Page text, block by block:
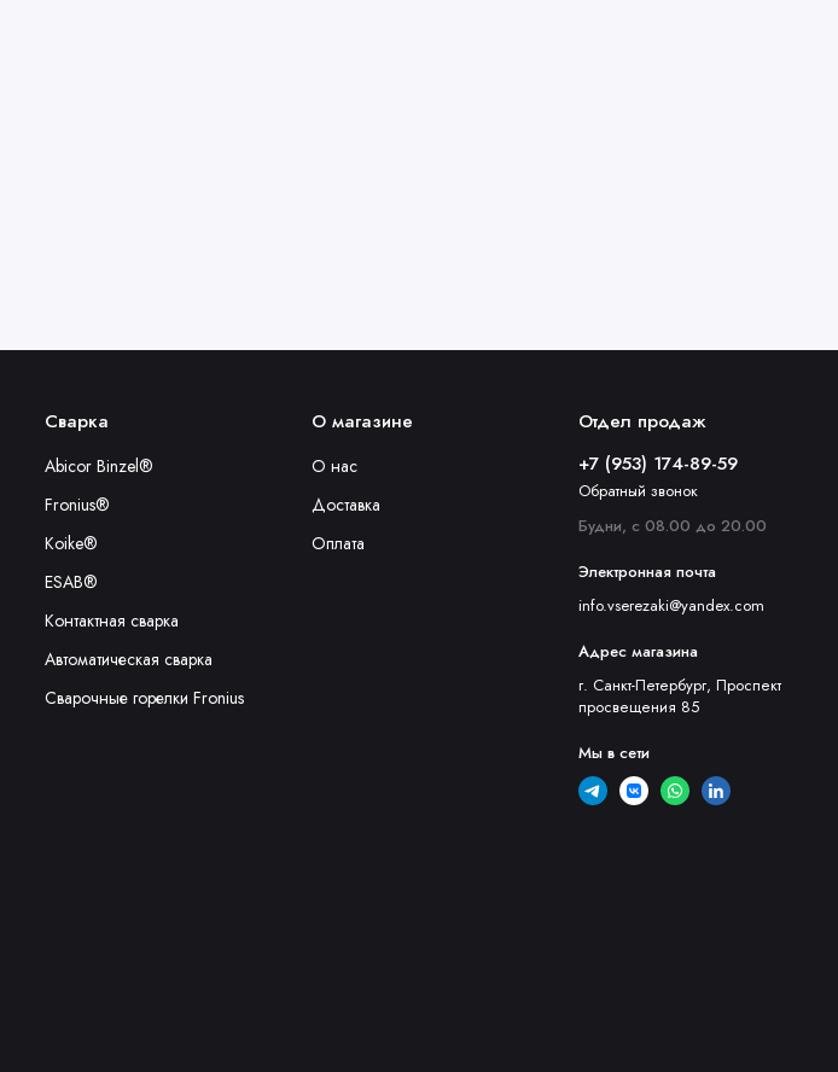
Сварка
Abicor Binzel®
Fronius®
Koike®
ESAB®
Контактная сварка
Автоматическая сварка
Сварочные горелки Fronius
О магазине
О нас
Доставка
Оплата
Отдел продаж
+7 (953) 174-89-59
Обратный звонок
Будни, с 08.00 до 20.00
Электронная почта
info.vserezaki@yandex.com
Адрес магазина
г. Санкт-Петербург, Проспект
просвещения 85
Мы в сети